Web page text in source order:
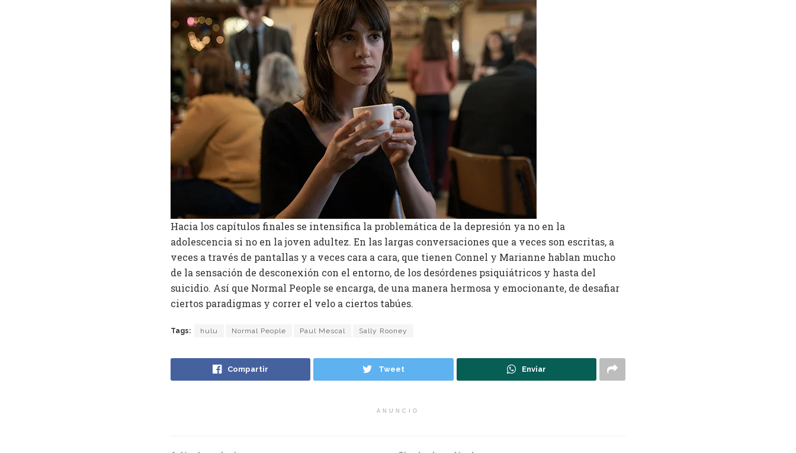
Hacia los capítulos finales se intensifica la problemática de la depresión ya no en la
adolescencia si no en la joven adultez. En las largas conversaciones que a veces son escritas, a
veces a través de pantallas y a veces cara a cara, que tienen Connel y Marianne hablan mucho
de la sensación de desconexión con el entorno, de los desórdenes psiquiátricos y hasta del
suicidio. Así que Normal People se encarga, de una manera hermosa y emocionante, de desafiar
ciertos paradigmas y correr el velo a ciertos tabúes.
Tags: hulu Normal People Paul Mescal Sally Rooney
Compartir Tweet Enviar
ANUNCIO